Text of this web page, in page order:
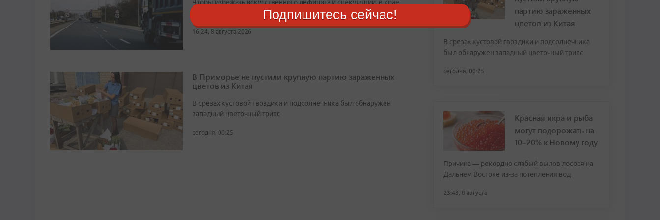
Чтобы избежать искусственного дефицита и спекуляций, в крае
продолжают действовать временные меры предосторожности
16:24, 8 августа 2026
В Приморье не пустили крупную партию зараженных
цветов из Китая
В срезах кустовой гвоздики и подсолнечника был обнаружен
западный цветочный трипс
сегодня, 00:25
партию зараженных
цветов из Китая
В срезах кустовой гвоздики и подсолнечника
был обнаружен западный цветочный трипс
сегодня, 00:25
Красная икра и рыба
могут подорожать на
10–20% к Новому году
Причина — рекордно слабый вылов лосося на
Дальнем Востоке из-за потепления вод
23:43, 8 августа
Подпишитесь сейчас!